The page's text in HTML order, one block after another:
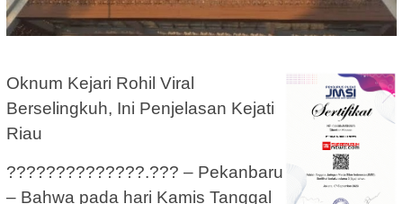
Oknum Kejari Rohil Viral
Berselingkuh, Ini Penjelasan Kejati
Riau
??????????????.??? – Pekanbaru
– Bahwa pada hari Kamis Tanggal